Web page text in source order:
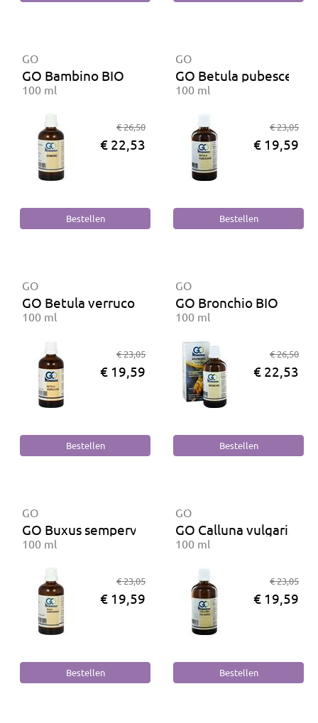
GO
GO Bambino BIO
100 ml
€ 26,50
€ 22,53
GO
GO Betula pubescens
100 ml
€ 23,05
€ 19,59
GO
GO Betula verrucosa BIO
100 ml
€ 23,05
€ 19,59
GO
GO Bronchio BIO
100 ml
€ 26,50
€ 22,53
GO
GO Buxus sempervirens
100 ml
€ 23,05
€ 19,59
GO
GO Calluna vulgaris
100 ml
€ 23,05
€ 19,59